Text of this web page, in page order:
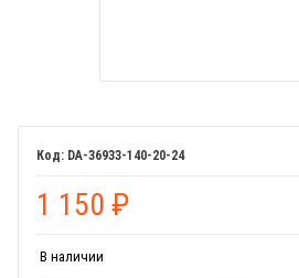
DA-36933-140-20-24
1 150 ₽
В наличии